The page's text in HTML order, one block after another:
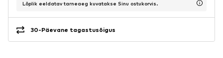
Lõplik eeldatav tarneaeg kuvatakse Sinu ostukorvis.
30-Päevane tagastusõigus